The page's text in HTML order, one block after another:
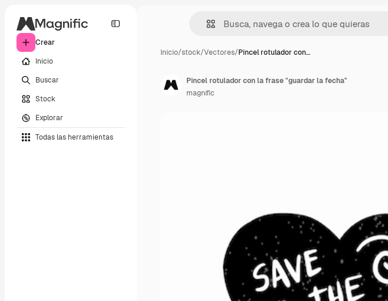
Crear
Inicio
Buscar
Stock
Explorar
Todas las herramientas
Inicio/stock/Vectores/Pincel rotulador con…
Pincel rotulador con la frase "guardar la fecha"
magnific